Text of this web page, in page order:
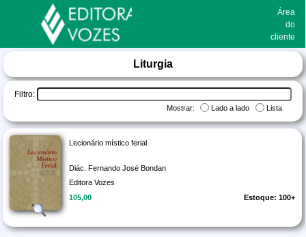
Área
do
cliente
Liturgia
Filtro:
Mostrar: Lado a lado Lista
Lecionário místico ferial
Diác. Fernando José Bondan
Editora Vozes
105,00
Estoque: 100+